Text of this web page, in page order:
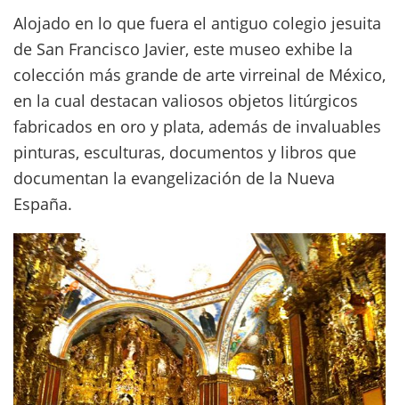
Alojado en lo que fuera el antiguo colegio jesuita
de San Francisco Javier, este museo exhibe la
colección más grande de arte virreinal de México,
en la cual destacan valiosos objetos litúrgicos
fabricados en oro y plata, además de invaluables
pinturas, esculturas, documentos y libros que
documentan la evangelización de la Nueva
España.